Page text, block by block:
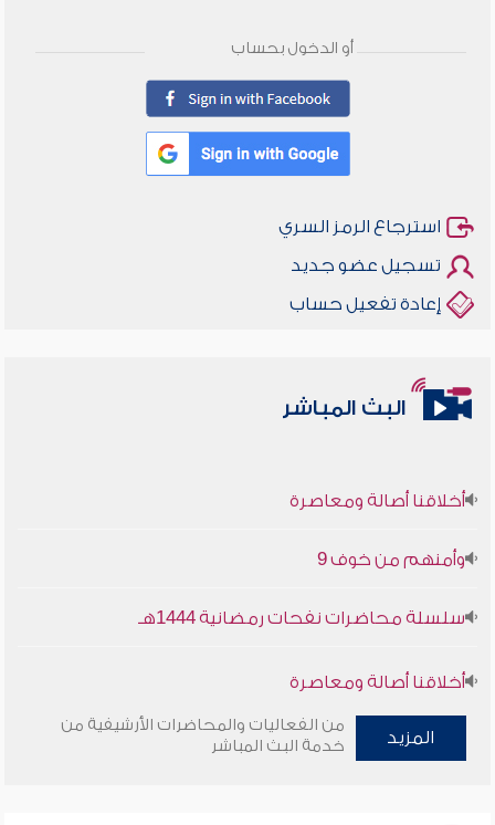
أو الدخول بحساب
استرجاع الرمز السري
تسجيل عضو جديد
إعادة تفعيل حساب
البث المباشر
أخلاقنا أصالة ومعاصرة
وأمنهم من خوف 9
سلسلة محاضرات نفحات رمضانية 1444هـ
أخلاقنا أصالة ومعاصرة
وأمنهم من خوف 9
المزيد
من الفعاليات والمحاضرات الأرشيفية من
خدمة البث المباشر